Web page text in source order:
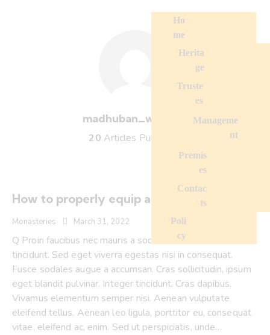
Ho
me
Herita
ge
Truste
es
Manageme
nt
Premis
es
Contac
ts
Poli
cy
madhuban_webdev
20 Articles Published
How to properly equip a Buddhist altar?
Monasteries March 31, 2022
Q Proin faucibus nec mauris a sodales, sed elementum mi
tincidunt. Sed eget viverra egestas nisi in consequat.
Fusce sodales augue a accumsan. Cras sollicitudin, ipsum
eget blandit pulvinar. Integer tincidunt. Cras dapibus.
Vivamus elementum semper nisi. Aenean vulputate
eleifend tellus. Aenean leo ligula, porttitor eu, consequat
vitae, eleifend ac, enim. Sed ut perspiciatis, unde…